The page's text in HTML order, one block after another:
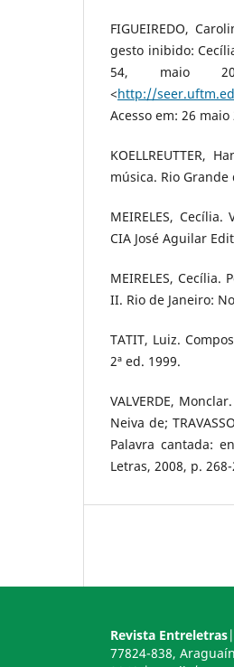
FIGUEIREDO,
gesto inibido:
54, maio
<http://
Acesso em: 26 maio
KOELLREUTTER,
música. Rio
MEIRELES,
CIA José Aguilar
MEIRELES,
II. Rio de Janeiro:
TATIT, Luiz.
2ª ed. 1999.
VALVERDE,
Neiva de;
Palavra cantada:
Letras, 2008, p.
Revista Entreletras
77824-838,